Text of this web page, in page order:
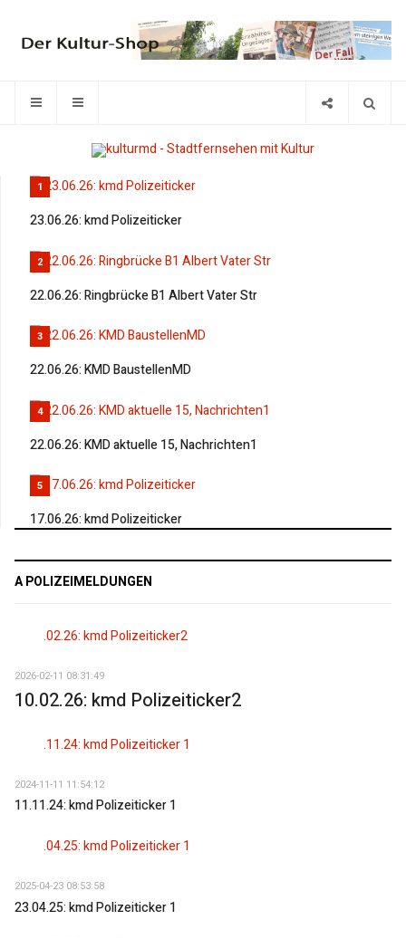
1
23.06.26: kmd Polizeiticker
2
22.06.26: Ringbrücke B1 Albert Vater Str
3
22.06.26: KMD BaustellenMD
4
22.06.26: KMD aktuelle 15, Nachrichten1
5
17.06.26: kmd Polizeiticker
A POLIZEIMELDUNGEN
2026-02-11 08:31:49
10.02.26: kmd Polizeiticker2
2024-11-11 11:54:12
11.11.24: kmd Polizeiticker 1
2025-04-23 08:53:58
23.04.25: kmd Polizeiticker 1